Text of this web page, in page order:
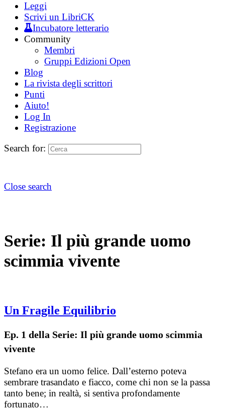
Leggi
Scrivi un LibriCK
Incubatore letterario
Community
Membri
Gruppi Edizioni Open
Blog
La rivista degli scrittori
Punti
Aiuto!
Log In
Registrazione
Search for:
Close search
Serie: Il più grande uomo
scimmia vivente
Un Fragile Equilibrio
Ep. 1 della Serie: Il più grande uomo scimmia
vivente
Stefano era un uomo felice. Dall’esterno poteva
sembrare trasandato e fiacco, come chi non se la passa
tanto bene; in realtà, si sentiva profondamente
fortunato…